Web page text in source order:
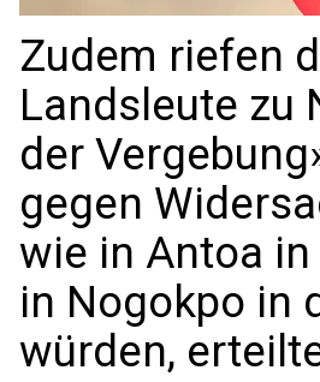
Zudem riefen
Landsleute zu
der
gegen
wie in Antoa
in Nogokpo in
würden,